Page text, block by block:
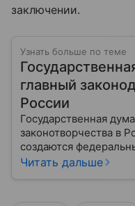
заключении.
Узнать больше по теме
главный
России
Государственная
законотворчества в
создаются
жизни каждого
Читать дальше